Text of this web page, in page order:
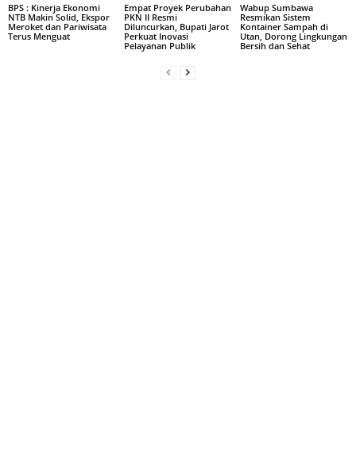
BPS : Kinerja Ekonomi
NTB Makin Solid, Ekspor
Meroket dan Pariwisata
Terus Menguat
Empat Proyek Perubahan
PKN II Resmi
Diluncurkan, Bupati Jarot
Perkuat Inovasi
Pelayanan Publik
Wabup Sumbawa
Resmikan Sistem
Kontainer Sampah di
Utan, Dorong Lingkungan
Bersih dan Sehat